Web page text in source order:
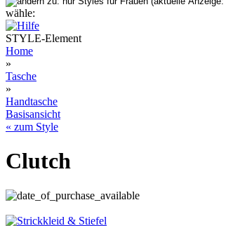
wähle:
STYLE-Element
Home
»
Tasche
»
Handtasche
Basisansicht
« zum Style
Clutch